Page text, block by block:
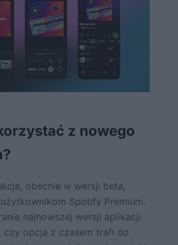
z nowego
obecnie w wersji beta,
Spotify Premium.
najnowszej wersji aplikacji.
czy opcja z czasem trafi do